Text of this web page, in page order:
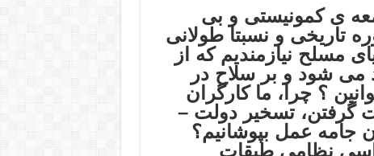
ی کمونیستی و بی
تاریخی و نسبتا طولانی
مسلح نیازمندیم که از
می شود و بر سلاح در
؟ چرا، ما کارگران
گرفتن، تسخیر دولت –
عمل بپوشانیم؟
نظامی طبقات